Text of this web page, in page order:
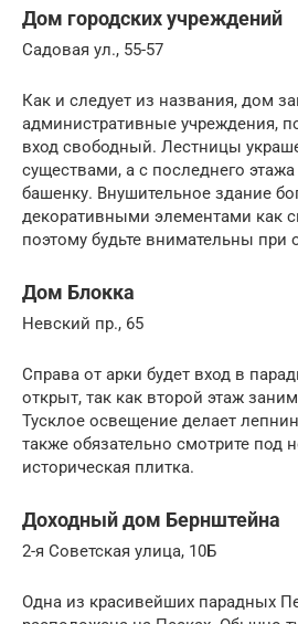
Дом городских учреждений
Садовая ул., 55-57
Как и следует из названия, дом
административные учреждения,
вход свободный. Лестницы
существами, а с последнего
башенку. Внушительное здание
декоративными элементами как
поэтому будьте внимательны при
Дом Блокка
Невский пр., 65
Справа от арки будет вход в
открыт, так как второй этаж
Тусклое освещение делает
также обязательно смотрите под
историческая плитка.
Доходный дом Бернштейна
2-я Советская улица, 10Б
Одна из красивейших парадных